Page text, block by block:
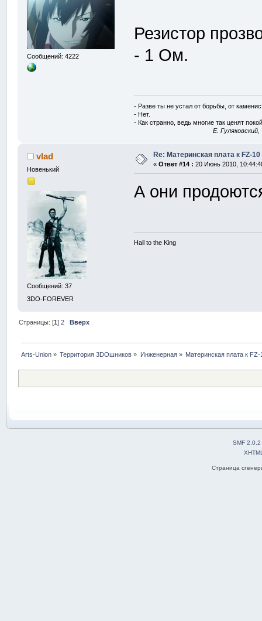
Сообщений: 4222
Резистор
- 1 Ом.
- Разве ты не устал от борьбы, от
- Нет.
- Как странно, ведь многие так ценят
E.
vlad
Новенький
Сообщений: 37
3DO-FOREVER
Re: Материнская плата к FZ-10
« Ответ #14 : 20 Июнь 2010,
А они
Hail to the King
Страницы: [1]2 Вверх
Arts-Union » Территория 3DOшников » Инженерная» Материнская плата к FZ-
SMF 2.0.2
Страница